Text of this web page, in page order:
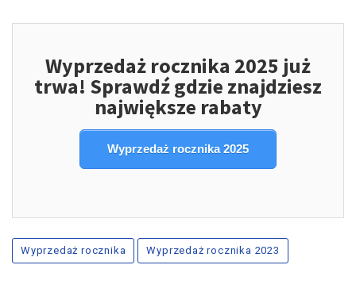
Wyprzedaż rocznika 2025 już
trwa! Sprawdź gdzie znajdziesz
największe rabaty
Wyprzedaż rocznika 2025
Wyprzedaż rocznika Wyprzedaż rocznika 2023